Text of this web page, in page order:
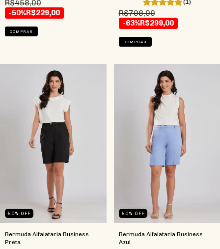
R$458,00
-50%R$229,00
COMPRAR
(1)
R$798,00
-63%R$299,00
COMPRAR
50% OFF
Bermuda Alfaiataria Business
Preta
50% OFF
Bermuda Alfaiataria Business
Azul